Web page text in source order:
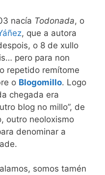
nacía Todonada, o
, que a autora
o 8 de xullo
pero para non
repetido remítome
o Blogomillo. Logo
chegada era
blog no millo”, de
outro neoloxismo
denominar a
somos tamén